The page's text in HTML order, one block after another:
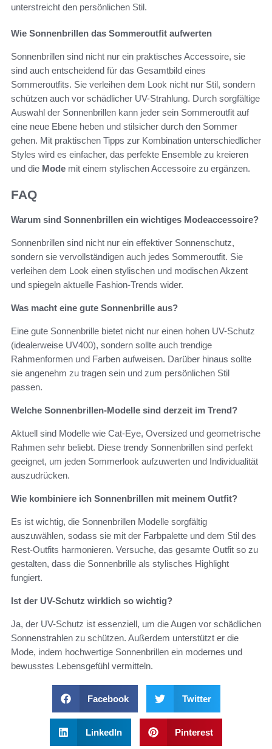
unterstreicht den persönlichen Stil.
Wie Sonnenbrillen das Sommeroutfit aufwerten
Sonnenbrillen sind nicht nur ein praktisches Accessoire, sie
sind auch entscheidend für das Gesamtbild eines
Sommeroutfits. Sie verleihen dem Look nicht nur Stil, sondern
schützen auch vor schädlicher UV-Strahlung. Durch sorgfältige
Auswahl der Sonnenbrillen kann jeder sein Sommeroutfit auf
eine neue Ebene heben und stilsicher durch den Sommer
gehen. Mit praktischen Tipps zur Kombination unterschiedlicher
Styles wird es einfacher, das perfekte Ensemble zu kreieren
und die Mode mit einem stylischen Accessoire zu ergänzen.
FAQ
Warum sind Sonnenbrillen ein wichtiges Modeaccessoire?
Sonnenbrillen sind nicht nur ein effektiver Sonnenschutz,
sondern sie vervollständigen auch jedes Sommeroutfit. Sie
verleihen dem Look einen stylischen und modischen Akzent
und spiegeln aktuelle Fashion-Trends wider.
Was macht eine gute Sonnenbrille aus?
Eine gute Sonnenbrille bietet nicht nur einen hohen UV-Schutz
(idealerweise UV400), sondern sollte auch trendige
Rahmenformen und Farben aufweisen. Darüber hinaus sollte
sie angenehm zu tragen sein und zum persönlichen Stil
passen.
Welche Sonnenbrillen-Modelle sind derzeit im Trend?
Aktuell sind Modelle wie Cat-Eye, Oversized und geometrische
Rahmen sehr beliebt. Diese trendy Sonnenbrillen sind perfekt
geeignet, um jeden Sommerlook aufzuwerten und Individualität
auszudrücken.
Wie kombiniere ich Sonnenbrillen mit meinem Outfit?
Es ist wichtig, die Sonnenbrillen Modelle sorgfältig
auszuwählen, sodass sie mit der Farbpalette und dem Stil des
Rest-Outfits harmonieren. Versuche, das gesamte Outfit so zu
gestalten, dass die Sonnenbrille als stylisches Highlight
fungiert.
Ist der UV-Schutz wirklich so wichtig?
Ja, der UV-Schutz ist essenziell, um die Augen vor schädlichen
Sonnenstrahlen zu schützen. Außerdem unterstützt er die
Mode, indem hochwertige Sonnenbrillen ein modernes und
bewusstes Lebensgefühl vermitteln.
Facebook Twitter
LinkedIn Pinterest